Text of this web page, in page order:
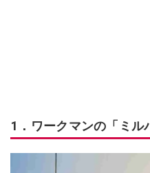
1．ワークマンの「ミル